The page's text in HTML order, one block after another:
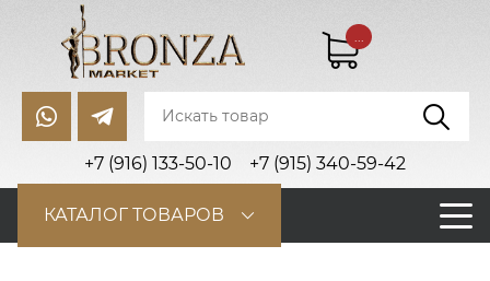
+7 (916) 133-50-10 +7 (915) 340-59-42
...
КАТАЛОГ ТОВАРОВ